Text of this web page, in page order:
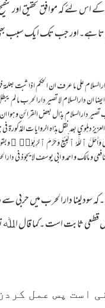
لئے کہ موافق تحقیق اور
ہے۔اور جب تک ایک سبب بھی
علي ما عرف ان الحكم اذا ثبت
دارالسلام لا تصير دارالحرب ما لم
تصير دارالسلام بذال بعض القرائن وهوا
دهلوي بعد نقل هذاه الروايات
وَأَحَلَّ ٱللَّهُ ٱلْبَيْعَ وَحَرَّمَ ٱلرِّبَو‌ٰا۟
مالك و احمد و ابي يوسف لا يجوذ في
سود لینا دارالحرب میں
قطعی ثابت است ۔کما قال اﷲ
است پس عمل